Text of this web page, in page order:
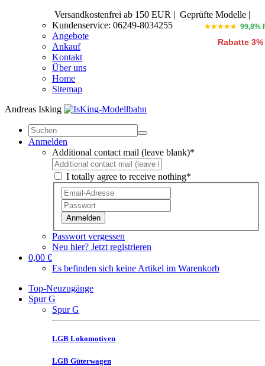
Versandkostenfrei ab 150 EUR | Geprüfte Modelle |
Kundenservice: 06249-8034255
Angebote
Ankauf
Kontakt
Über uns
Home
Sitemap
Andreas Isking
★★★★★ 99,8%
Rabatte 3%
Anmelden
Additional contact mail (leave blank)*
I totally agree to receive nothing*
Anmelden
Passwort vergessen
Neu hier? Jetzt registrieren
0,00 €
Es befinden sich keine Artikel im Warenkorb
Top-Neuzugänge
Spur G
Spur G
LGB Lokomotiven
LGB Güterwagen